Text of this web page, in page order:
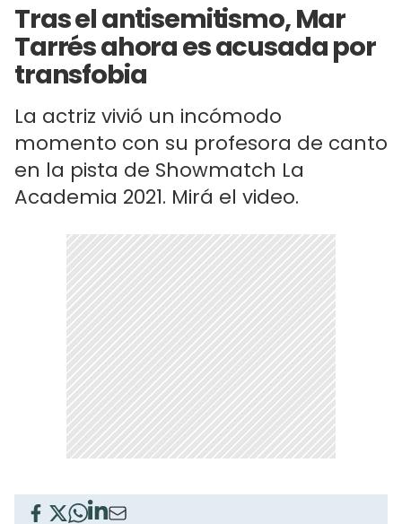
Tras el antisemitismo, Mar
Tarrés ahora es acusada por
transfobia
La actriz vivió un incómodo
momento con su profesora de canto
en la pista de Showmatch La
Academia 2021. Mirá el video.